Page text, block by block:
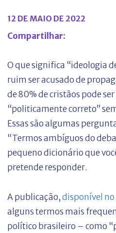
12 DE MAIO DE 2022
Compartilhar:
O que significa “ideologia
ruim ser acusado de
de 80% de cristãos pode
“politicamente correto”
Essas são algumas
“Termos ambíguos do
pequeno dicionário que
pretende responder.
A publicação,disponível
alguns termos mais
político brasileiro – como